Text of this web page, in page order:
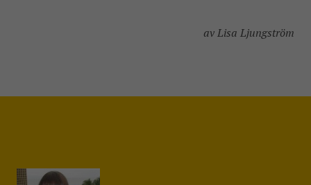
av Lisa Ljungström